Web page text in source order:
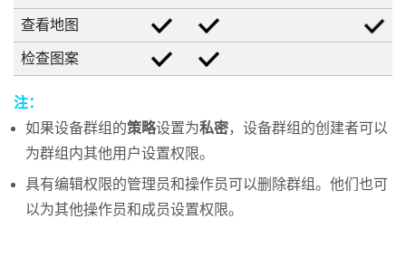
查看地图
检查图案
注：
如果设备群组的策略设置为私密，设备群组的创建者可以
为群组内其他用户设置权限。
具有编辑权限的管理员和操作员可以删除群组。他们也可
以为其他操作员和成员设置权限。